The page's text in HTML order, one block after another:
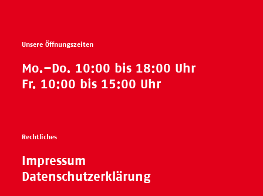
Unsere Öffnungszeiten
Mo.–Do. 10:00 bis 18:00 Uhr
Fr. 10:00 bis 15:00 Uhr
Rechtliches
Impressum
Datenschutzerklärung